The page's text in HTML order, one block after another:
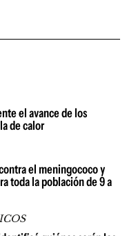
el avance de los
de calor
el meningococo y
toda la población de 9 a